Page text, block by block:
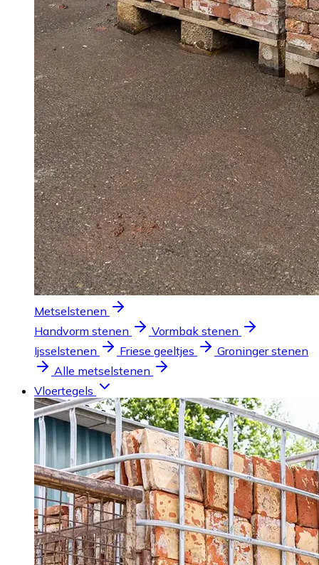
Metselstenen
Handvorm stenen
Vormbak stenen
Ijsselstenen
Friese geeltjes
Groninger stenen
Alle metselstenen
Vloertegels